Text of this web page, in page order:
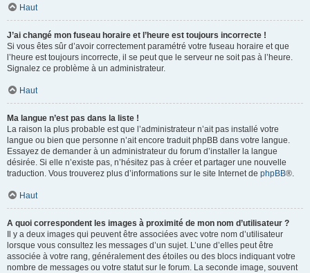
Haut
J’ai changé mon fuseau horaire et l’heure est toujours incorrecte !
Si vous êtes sûr d’avoir correctement paramétré votre fuseau horaire et que
l’heure est toujours incorrecte, il se peut que le serveur ne soit pas à l’heure.
Signalez ce problème à un administrateur.
Haut
Ma langue n’est pas dans la liste !
La raison la plus probable est que l’administrateur n’ait pas installé votre
langue ou bien que personne n’ait encore traduit phpBB dans votre langue.
Essayez de demander à un administrateur du forum d’installer la langue
désirée. Si elle n’existe pas, n’hésitez pas à créer et partager une nouvelle
traduction. Vous trouverez plus d’informations sur le site Internet de phpBB®.
Haut
A quoi correspondent les images à proximité de mon nom d’utilisateur ?
Il y a deux images qui peuvent être associées avec votre nom d’utilisateur
lorsque vous consultez les messages d’un sujet. L’une d’elles peut être
associée à votre rang, généralement des étoiles ou des blocs indiquant votre
nombre de messages ou votre statut sur le forum. La seconde image, souvent